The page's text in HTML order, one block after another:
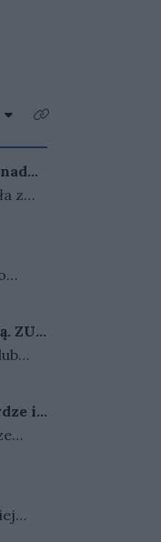
Rozwiń listę kategorii
Kliknij aby zobaczyć
z
ZUS
że
i
W